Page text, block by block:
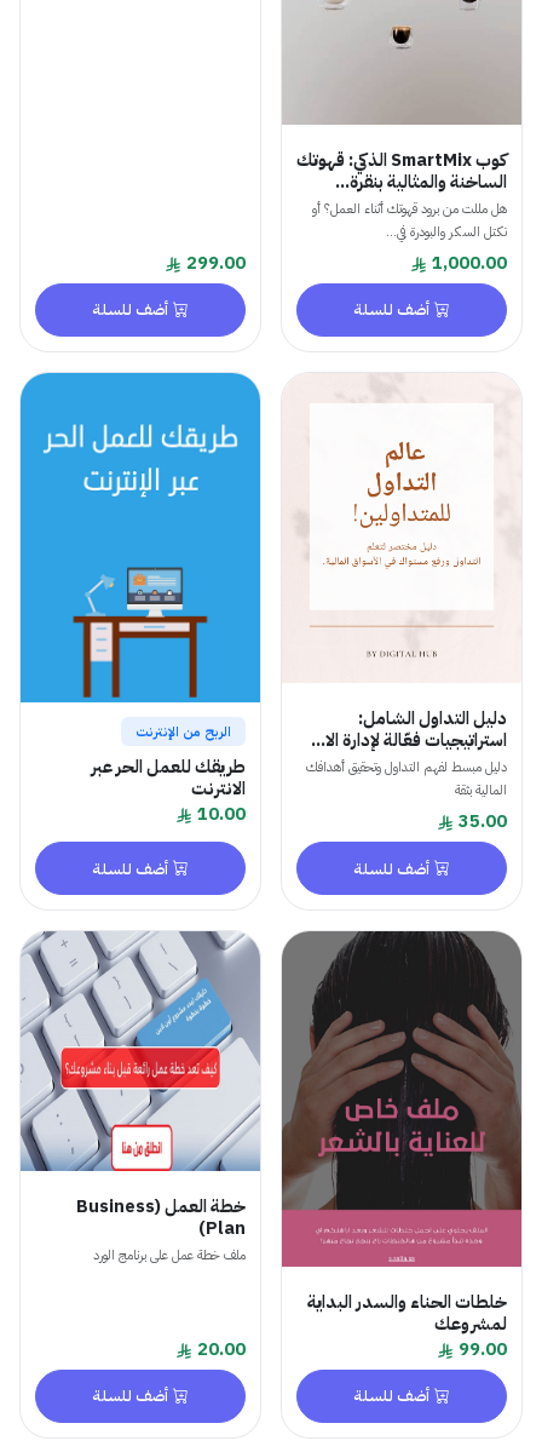
كوب SmartMix الذكي: قهوتك
الساخنة والمثالية بنقرة...
هل مللت من برود قهوتك أثناء العمل؟ أو
تكتل السكر والبودرة في...
1,000.00
أضف للسلة
299.00
أضف للسلة
دليل التداول الشامل:
استراتيجيات فعّالة لإدارة الا...
دليل مبسط لفهم التداول وتحقيق أهدافك
المالية بثقة
35.00
أضف للسلة
الربح من الإنترنت
طريقك للعمل الحر عبر
الانترنت
10.00
أضف للسلة
خلطات الحناء والسدر البداية
لمشروعك
99.00
أضف للسلة
خطة العمل (Business
Plan)
ملف خطة عمل على برنامج الورد
20.00
أضف للسلة